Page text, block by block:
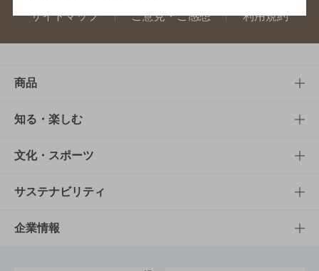
サイトマップ ご意見・ご感想 利用規約
商品
商品TOP
商品一覧
商品発売情報
栄養成分一覧
知る・楽しむ
知る・楽しむTOP
キャンペーン
工場見学
文化・スポーツ
文化・スポーツTOP
サントリーホール
サステナビリティ
サステナビリティTOP
企業情報